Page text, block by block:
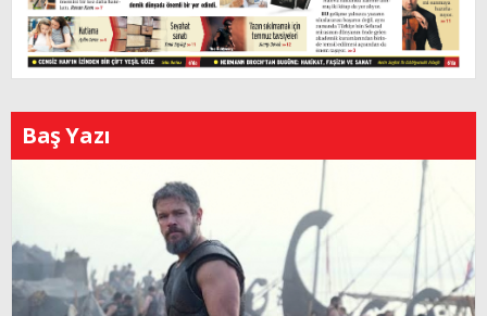
Baş Yazı